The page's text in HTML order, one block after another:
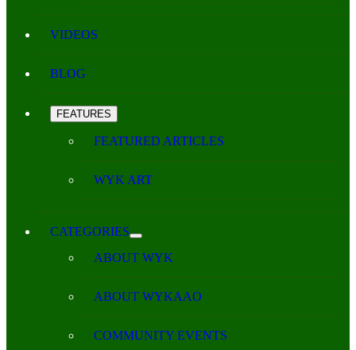
VIDEOS
BLOG
FEATURES
FEATURED ARTICLES
WYK ART
CATEGORIES
ABOUT WYK
ABOUT WYKAAO
COMMUNITY EVENTS